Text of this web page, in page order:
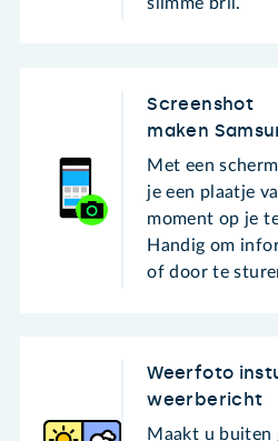
Screenshot
maken
Met een
je een plaatje
moment op je
Handig om
of door te
Weerfoto
weerbericht
Maakt u buiten